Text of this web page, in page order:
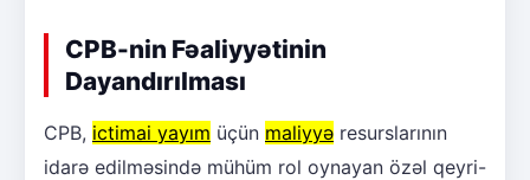
CPB-nin Fəaliyyətinin
Dayandırılması
CPB, ictimai yayım üçün maliyyə resurslarının
idarə edilməsində mühüm rol oynayan özəl qeyri-